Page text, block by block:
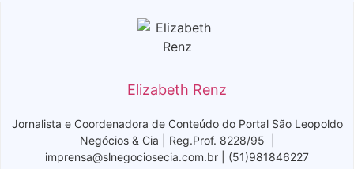
Elizabeth Renz
Jornalista e Coordenadora de Conteúdo do Portal São Leopoldo
Negócios & Cia | Reg.Prof. 8228/95 |
imprensa@slnegociosecia.com.br | (51)981846227